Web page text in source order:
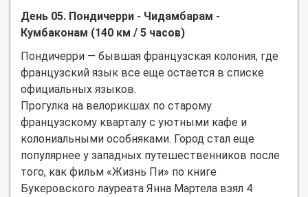
День 05. Пондичерри - Чидамбарам -
Кумбаконам (140 км / 5 часов)
Пондичерри — бывшая французская колония, где
французский язык все еще остается в списке
официальных языков.
Прогулка на велорикшах по старому
французскому кварталу с уютными кафе и
колониальными особняками. Город стал еще
популярнее у западных путешественников после
того, как фильм «Жизнь Пи» по книге
Букеровского лауреата Янна Мартела взял 4